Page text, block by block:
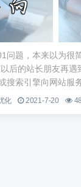
问题，本来以为很
后的站长朋友再
搜索引擎向网站服
化 2021-7-20